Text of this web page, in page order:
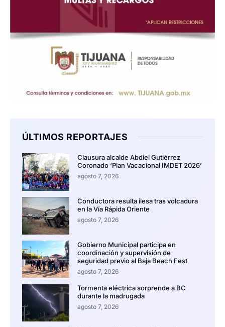
ÚLTIMOS REPORTAJES
Clausura alcalde Abdiel Gutiérrez
Coronado ‘Plan Vacacional IMDET 2026’
agosto 7, 2026
Conductora resulta ilesa tras volcadura
en la Vía Rápida Oriente
agosto 7, 2026
Gobierno Municipal participa en
coordinación y supervisión de
seguridad previo al Baja Beach Fest
agosto 7, 2026
Tormenta eléctrica sorprende a BC
durante la madrugada
agosto 7, 2026